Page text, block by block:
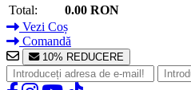
Total:
0.00 RON
Vezi Coș
Comandă
10% REDUCERE